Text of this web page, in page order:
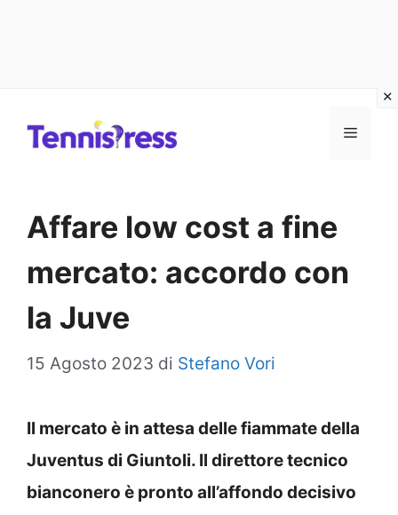
MENU
Affare low cost a fine
mercato: accordo con
la Juve
15 Agosto 2023 di Stefano Vori
Il mercato è in attesa delle fiammate della
Juventus di Giuntoli. Il direttore tecnico
bianconero è pronto all’affondo decisivo